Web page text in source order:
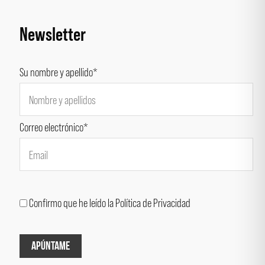
Newsletter
Su nombre y apellido*
Correo electrónico*
Confirmo que he leído la Política de Privacidad